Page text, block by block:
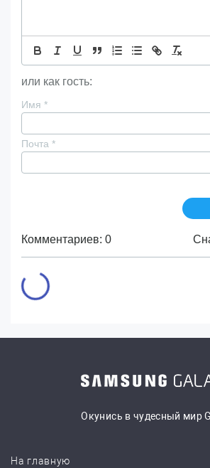
или как гость:
Имя *
Почта *
Комментариев: 0
Окунись в чудесный мир
На главную